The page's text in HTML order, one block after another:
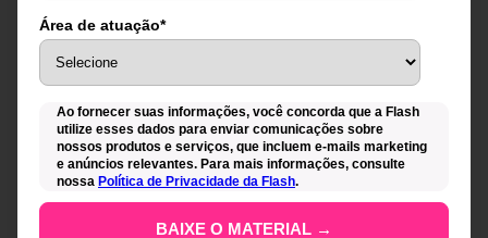
Área de atuação*
Ao fornecer suas informações, você concorda que a Flash
utilize esses dados para enviar comunicações sobre
nossos produtos e serviços, que incluem e-mails marketing
e anúncios relevantes. Para mais informações, consulte
nossa Política de Privacidade da Flash.